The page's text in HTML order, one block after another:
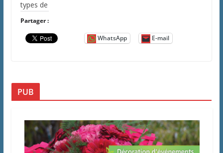
types de
Partager :
WhatsApp E-mail
PUB